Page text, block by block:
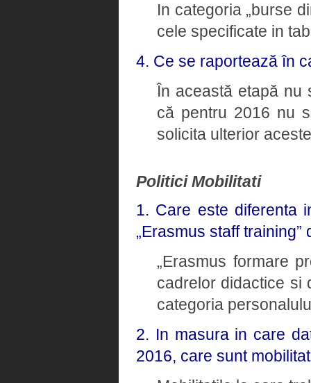
In categoria „burse
cele specificate in
4. Ce se raportează în
În această etapă nu
că pentru 2016 nu
solicita ulterior
Politici Mobilitati
1. Care este diferenta
„Erasmus staff training”
„Erasmus formare
cadrelor didactice si
categoria
2. In masura in care
2016, care sunt